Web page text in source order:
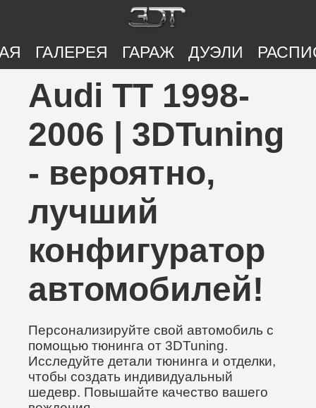
ГАЛЕРЕЯ ГАРАЖ ДУЭЛИ
Audi TT 1998-
2006 | 3DTuning
- вероятно,
лучший
конфигуратор
автомобилей!
Персонализируйте свой автомобиль с
помощью тюнинга от 3DTuning.
Исследуйте детали тюнинга и отделки,
чтобы создать индивидуальный
шедевр. Повышайте качество вашего